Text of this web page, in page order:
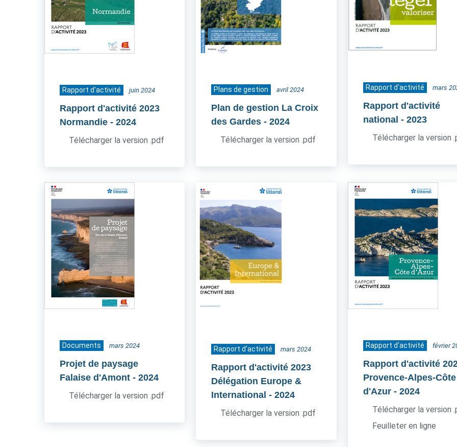
Rapport d'activité juin 2024
Rapport d'activité 2023
Normandie - 2024
Télécharger la version .pdf
Plans de gestion avril 2024
Plan de gestion La Croix
des Gardes - 2024
Télécharger la version .pdf
Rapport d'activité mars
Rapport d'activité
national - 2023
Télécharger la version
Documents mars 2024
Projet de paysage
Falaise d'Amont - 2024
Télécharger la version .pdf
Rapport d'activité mars 2024
Rapport d'activité 2023
Délégation Europe &
International - 2024
Télécharger la version .pdf
Rapport d'activité février
Rapport d'activité
Provence-Alpes-Côte
d'Azur - 2024
Télécharger la version
Feuilleter en ligne